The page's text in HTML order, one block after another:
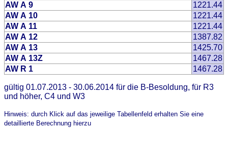
AW A 9
1221.44
AW A 10
1221.44
AW A 11
1221.44
AW A 12
1387.82
AW A 13
1425.70
AW A 13Z
1467.28
AW R 1
1467.28
gültig 01.07.2013 - 30.06.2014 für die B-Besoldung, für R3
und höher, C4 und W3
Hinweis: durch Klick auf das jeweilige Tabellenfeld erhalten Sie eine
detaillierte Berechnung hierzu